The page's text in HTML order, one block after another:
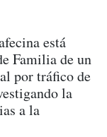
está
Familia de un
por tráfico de
la
a la